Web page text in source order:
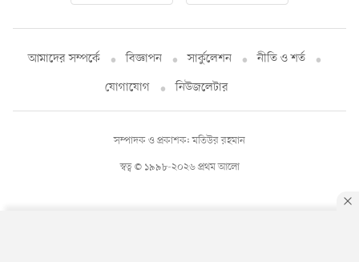
আমাদের সম্পর্কে বিজ্ঞাপন সার্কুলেশন
নীতি ও শর্ত
যোগাযোগ
নিউজলেটার
স্বত্ব © ১৯৯৮-২০২৬ প্রথম আলো
সম্পাদক ও প্রকাশক: মতিউর রহমান